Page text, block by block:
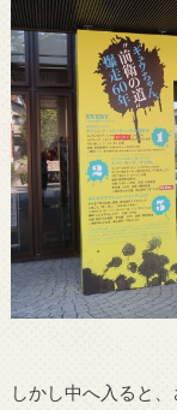
しかし中へ入ると